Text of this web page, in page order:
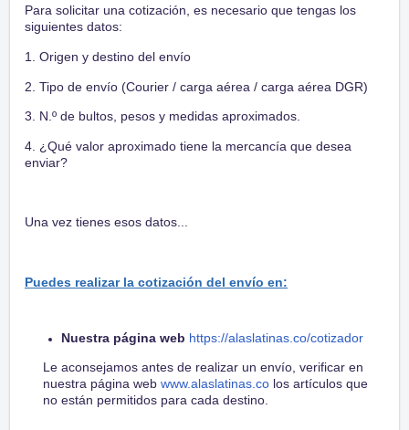
Para solicitar una cotización, es necesario que tengas los
siguientes datos:
1. Origen y destino del envío
2. Tipo de envío (Courier / carga aérea / carga aérea DGR)
3. N.º de bultos, pesos y medidas aproximados.
4. ¿Qué valor aproximado tiene la mercancía que desea
enviar?
Una vez tienes esos datos...
Puedes realizar la cotización del envío en:
Nuestra página web https://alaslatinas.co/cotizador
Le aconsejamos antes de realizar un envío, verificar en
nuestra página web www.alaslatinas.co los artículos que
no están permitidos para cada destino.